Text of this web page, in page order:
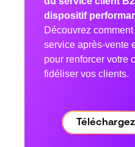
dispositif
Découvrez
service après-vente
pour renforcer votre
fidéliser vos clients.